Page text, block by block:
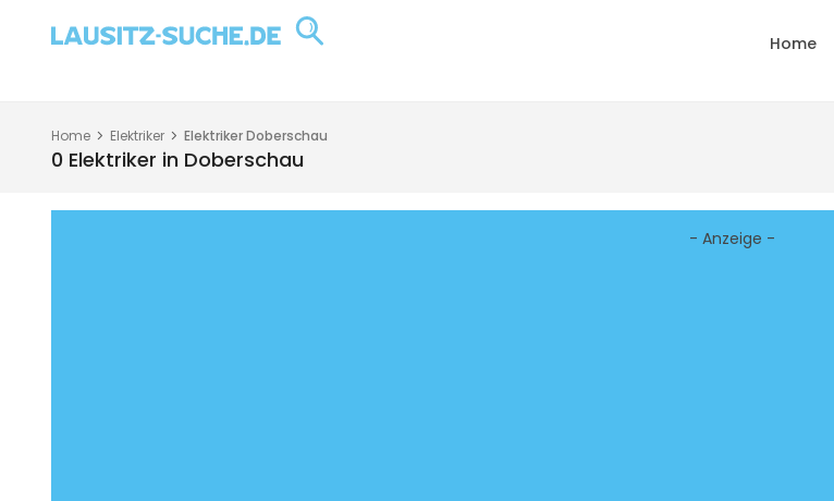
Home
Home Elektriker Elektriker Doberschau
0 Elektriker in Doberschau
- Anzeige -